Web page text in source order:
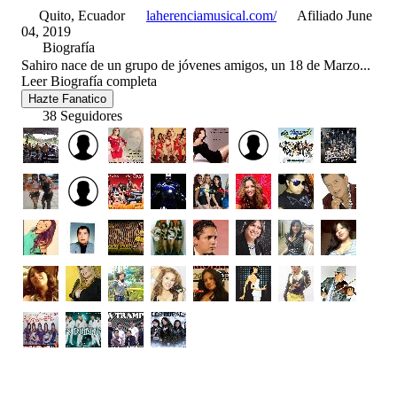
Quito, Ecuador laherenciamusical.com/
Afiliado June
04, 2019
Biografía
Sahiro nace de un grupo de jóvenes amigos, un 18 de Marzo...
Leer Biografía completa
Hazte Fanatico
38 Seguidores